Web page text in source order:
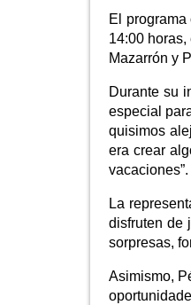
El
14:00
Mazarrón y
Durante su
especial
quisimos
era crear
vacaciones”.
La
disfruten de
sorpresas,
Asimismo,